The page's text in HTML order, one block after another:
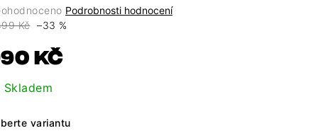
Podrobnosti hodnocení
Kč –33 %
Kčcena:
Skladem
variantu